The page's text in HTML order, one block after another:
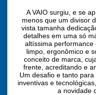
A VAIO surgiu, e se
menos que um divisor
vista tamanha
detalhes em uma só
altíssima performance
limpo, ergonômico e
conceito de marca,
frente, acreditando e
Um desafio e tanto
inventivas e
a novidade